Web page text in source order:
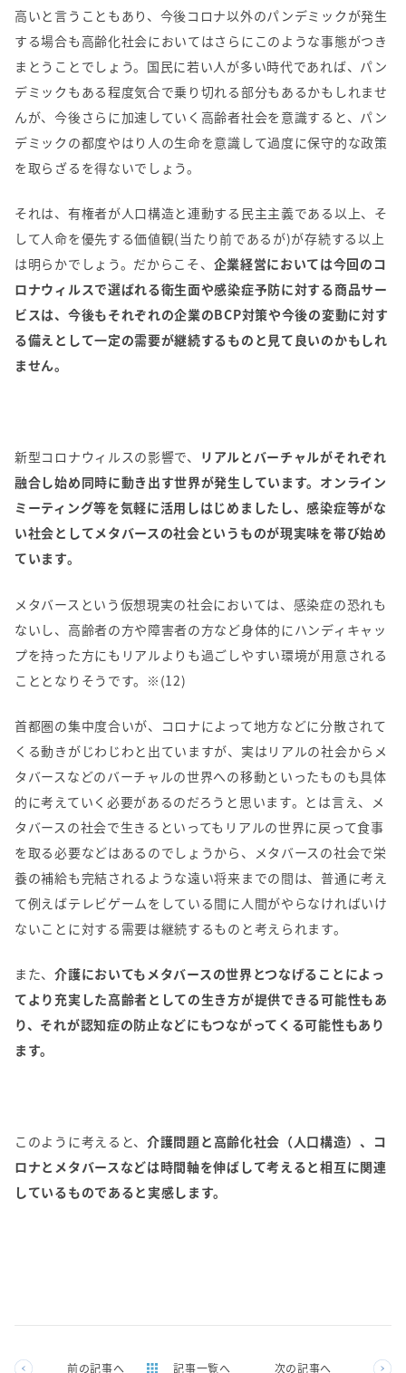
高いと言うこともあり、今後コロナ以外のパンデミックが発生
する場合も高齢化社会においてはさらにこのような事態がつき
まとうことでしょう。国民に若い人が多い時代であれば、パン
デミックもある程度気合で乗り切れる部分もあるかもしれませ
んが、今後さらに加速していく高齢者社会を意識すると、パン
デミックの都度やはり人の生命を意識して過度に保守的な政策
を取らざるを得ないでしょう。
それは、有権者が人口構造と連動する民主主義である以上、そ
して人命を優先する価値観( 当たり前であるが)が存続する以上
は明らかでしょう。だからこそ、 企業経営においては今回のコ
ロナウィルスで選ばれる衛生面や感染症予防に対する商品サー
ビスは、今後もそれぞれの企業のBCP対策や今後の変動に対す
る備えとして一定の需要が継続するものと見て良いのかもしれ
ません。
新型コロナウィルスの影響で、 リアルとバーチャルがそれぞれ
融合し始め同時に動き出す世界が発生しています。オンライン
ミーティング等を気軽に活用しはじめましたし、感染症等がな
い社会としてメタバースの社会というものが現実味を帯び始め
ています。
メタバースという仮想現実の社会においては、感染症の恐れも
ないし、高齢者の方や障害者の方など身体的にハンディキャッ
プを持った方にもリアルよりも過ごしやすい環境が用意される
こととなりそうです。※(12)
首都圏の集中度合いが、コロナによって地方などに分散されて
くる動きがじわじわと出ていますが、実はリアルの社会からメ
タバースなどのバーチャルの世界への移動といったものも具体
的に考えていく必要があるのだろうと思います。とは言え、メ
タバースの社会で生きるといってもリアルの世界に戻って食事
を取る必要などはあるのでしょうから、メタバースの社会で栄
養の補給も完結されるような遠い将来までの間は、普通に考え
て例えばテレビゲームをしている間に人間がやらなければいけ
ないことに対する需要は継続するものと考えられます。
また、介護においてもメタバースの世界とつなげることによっ
てより充実した高齢者としての生き方が提供できる可能性もあ
り、それが認知症の防止などにもつながってくる可能性もあり
ます。
このように考えると、 介護問題と高齢化社会（人口構造）、コ
ロナとメタバースなどは時間軸を伸ばして考えると相互に関連
しているものであると実感します。
前の記事へ 記事一覧へ 次の記事へ